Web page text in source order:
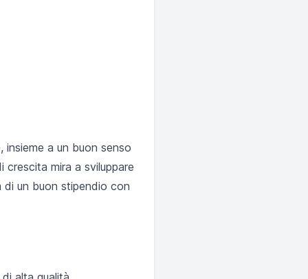
a un buon senso
crescita mira a sviluppare
di un buon stipendio con